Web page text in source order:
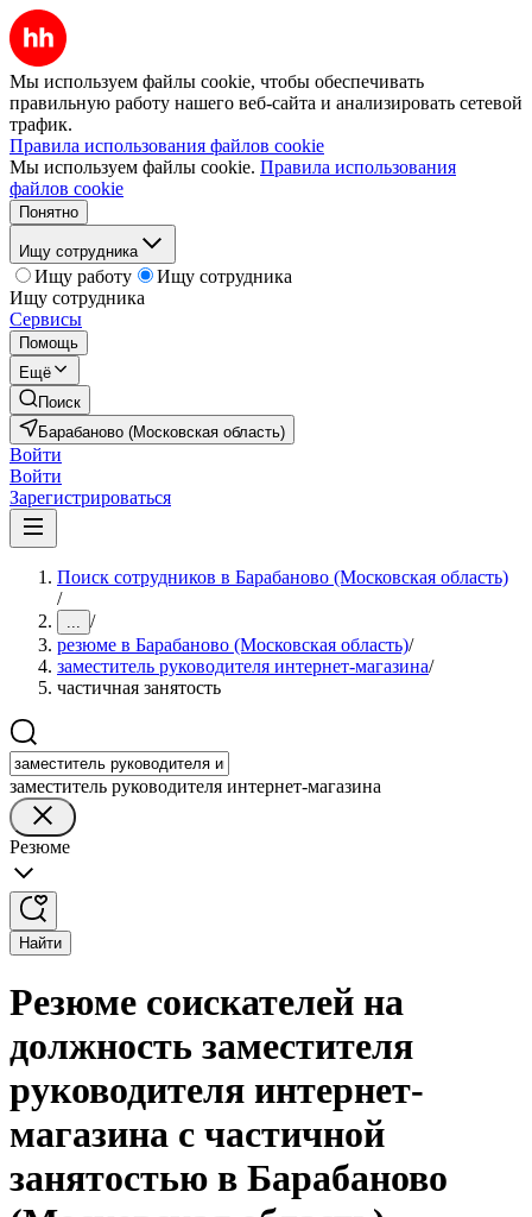
Мы используем файлы cookie, чтобы обеспечивать
правильную работу нашего веб-сайта и анализировать сетевой
трафик.
Правила использования файлов cookie
Мы используем файлы cookie. Правила использования
файлов cookie
Понятно
Ищу сотрудника
Ищу работу
Ищу сотрудника
Ищу сотрудника
Сервисы
Помощь
Ещё
Поиск
Барабаново (Московская область)
Войти
Войти
Зарегистрироваться
Поиск сотрудников в Барабаново (Московская область)
/
... /
резюме в Барабаново (Московская область)/
заместитель руководителя интернет-магазина/
частичная занятость
заместитель руководителя интернет-магазина
Резюме
Найти
Резюме соискателей на
должность заместителя
руководителя интернет-
магазина с частичной
занятостью в Барабаново